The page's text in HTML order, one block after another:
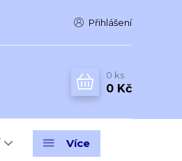
Přihlášení
0 ks
0 Kč
Více